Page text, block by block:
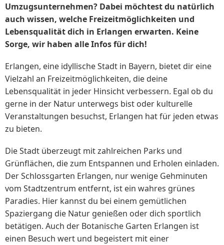
Umzugsunternehmen? Dabei möchtest du natürlich
auch wissen, welche Freizeitmöglichkeiten und
Lebensqualität dich in Erlangen erwarten. Keine
Sorge, wir haben alle Infos für dich!
Erlangen, eine idyllische Stadt in Bayern, bietet dir eine
Vielzahl an Freizeitmöglichkeiten, die deine
Lebensqualität in jeder Hinsicht verbessern. Egal ob du
gerne in der Natur unterwegs bist oder kulturelle
Veranstaltungen besuchst, Erlangen hat für jeden etwas
zu bieten.
Die Stadt überzeugt mit zahlreichen Parks und
Grünflächen, die zum Entspannen und Erholen einladen.
Der Schlossgarten Erlangen, nur wenige Gehminuten
vom Stadtzentrum entfernt, ist ein wahres grünes
Paradies. Hier kannst du bei einem gemütlichen
Spaziergang die Natur genießen oder dich sportlich
betätigen. Auch der Botanische Garten Erlangen ist
einen Besuch wert und begeistert mit einer